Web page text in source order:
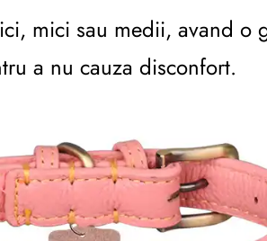
mici sau medii, avand o
a nu cauza disconfort.